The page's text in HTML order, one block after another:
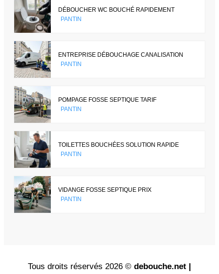
DÉBOUCHER WC BOUCHÉ RAPIDEMENT
PANTIN
ENTREPRISE DÉBOUCHAGE CANALISATION
PANTIN
POMPAGE FOSSE SEPTIQUE TARIF
PANTIN
TOILETTES BOUCHÉES SOLUTION RAPIDE
PANTIN
VIDANGE FOSSE SEPTIQUE PRIX
PANTIN
Tous droits réservés 2026 © debouche.net |